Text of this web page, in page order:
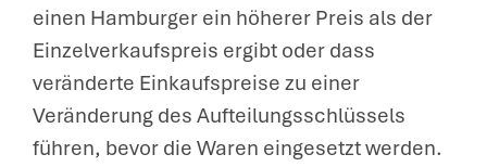
einen Hamburger ein höherer Preis als der
Einzelverkaufspreis ergibt oder dass
veränderte Einkaufspreise zu einer
Veränderung des Aufteilungsschlüssels
führen, bevor die Waren eingesetzt werden.